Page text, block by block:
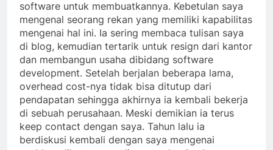
software untuk membuatkannya. Kebetulan saya
mengenal seorang rekan yang memiliki kapabilitas
mengenai hal ini. Ia sering membaca tulisan saya
di blog, kemudian tertarik untuk resign dari kantor
dan membangun usaha dibidang software
development. Setelah berjalan beberapa lama,
overhead cost-nya tidak bisa ditutup dari
pendapatan sehingga akhirnya ia kembali bekerja
di sebuah perusahaan. Meski demikian ia terus
keep contact dengan saya. Tahun lalu ia
berdiskusi kembali dengan saya mengenai